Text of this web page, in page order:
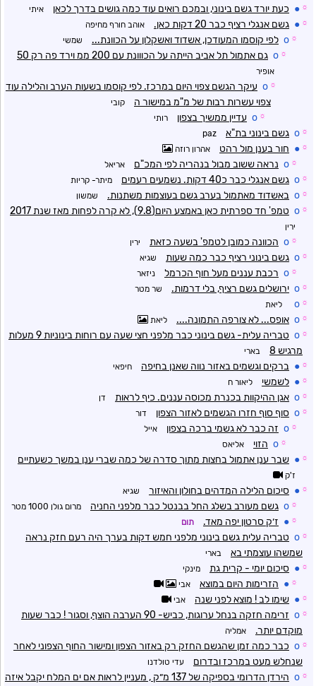
☼
● כעת יורד גשם בינוני, ובמכם רואים עוד כמה גושים בדרך לכאן איתי
☼
● גשם אנגלי רציף כבר 20 דקות כאן. אוהב חורף מחיפה
☼
o לפי קוסמו המעודכן, אשדוד ואשקלון על הכוונת... שמשי
☼
o גם אתמול תל אביב הייתה על הכווונת עם 200 ממ וירד פה רק 50
אופיר
☼
o עיקר הגשם צפוי היום במרכז. לפי קוסמו בשעות הערב והלילה עוד
צפוי עשרות רבות של מ"מ במישור ה
קובי
☼
o עדיין ממשיך בצפון רותי
☼
o גשם בינוני בת"א paz
☼
● חור בענן מול רהט אהרון רוזה
☼
o נראה ששוב מבול בנהריה לפי המכ"ם אריאל
☼
o גשם אנגלי כבר כ40 דקות. נשמעים רעמים מיתר- קריות
☼
o באשדוד מאתמול בערב גשם בעוצמות משתנות. שמשון
☼
o טמפ' חד ספרתית כאן באמצע היום(9.8), לא קרה לפחות מאז שנת 2017
ירין
☼
o הכוונה כמובן לטמפ' בשעה כזאת ירין
☼
o גשם בינוני רציף כבר כמה שעות שגיא
☼
o רכבת עננים מעל חוף הכרמל ניזאר
☼
o ירושלים גשם רציף, בלי דרמות. שר מטר
☼
o ליאת
☼
o אופס... לא צורפה התמונה.... ליאת
☼
o
טבריה עלית- גשם בינוני כבר מלפני חצי שעה עם רוחות בינוניות 9 מעלות
מרגיש 8
בארי
☼
● ברקים וגשמים באזור נווה שאנן בחיפה חיפאי
☼
● לשמשי ליאור ח
☼
o אגן ההיקוות בכנרת מכוסה עננים. כיף לראות דן
☼
o סוף סוף חזרו הגשמים לאזור הצפון דור
☼
o זה כבר לא גשמי ברכה בצפון אייל
☼
o הזוי אליאס
☼
● שבר ענן אתמול בחצות מתוך סדרה של כמה שברי ענן במשך כשעתיים
ז'ק
☼
● סיכום הלילה המדהים בחולון והאיזור שגיא
☼
o גשם מעורב בשלג החל בבנטל כבר מלפני החניה מרום גולן 1000 מטר
☼
● ז׳ק סרטון יפה מאד. תום
☼
o טבריה עלית גשם בינוני מלפני חמש דקות בערך היה רעם חזק נראה
שמשהו עוצמתי בא
בארי
☼
● סיכום יומי - קרית גת מינקי
☼
● הזרימות היום במוצא אבי
☼
● שימו לב ! מוצא לפני שנה אבי
☼
o
זרימה חזקה בנחל ערוגות, כביש- 90 הערבה הוצף, וסגור ! כבר שעות
מוקדם יותר.
אמליה
☼
o כבר כמה זמן שהגשם החזק רק באזור הצפון ומישור החוף הצפוני לאחר
שנחלש מעט במרכז ובדרום
עדי טולדנו
☼
o
הירדן הדרומי בספיקה של 137 מ״ק , מעניין לראות אם ים המלח יקבל איזה